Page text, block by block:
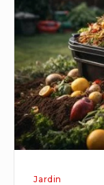
un
compost
facilement
et
?
Jardin